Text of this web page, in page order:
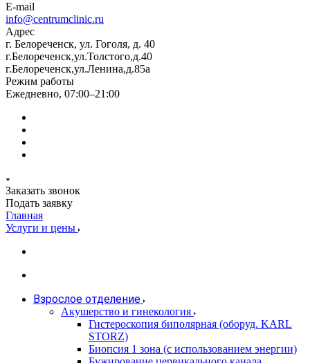
E-mail
info@centrumclinic.ru
Адрес
г. Белореченск, ул. Гоголя, д. 40
г.Белореченск,ул.Толстого,д.40
г.Белореченск,ул.Ленина,д.85а
Режим работы
Ежедневно, 07:00–21:00
Заказать звонок
Подать заявку
Главная
Услуги и цены
Взрослое отделение
Акушерство и гинекология
Гистероскопия биполярная (оборуд. KARL
STORZ)
Биопсия 1 зона (с использованием энергии)